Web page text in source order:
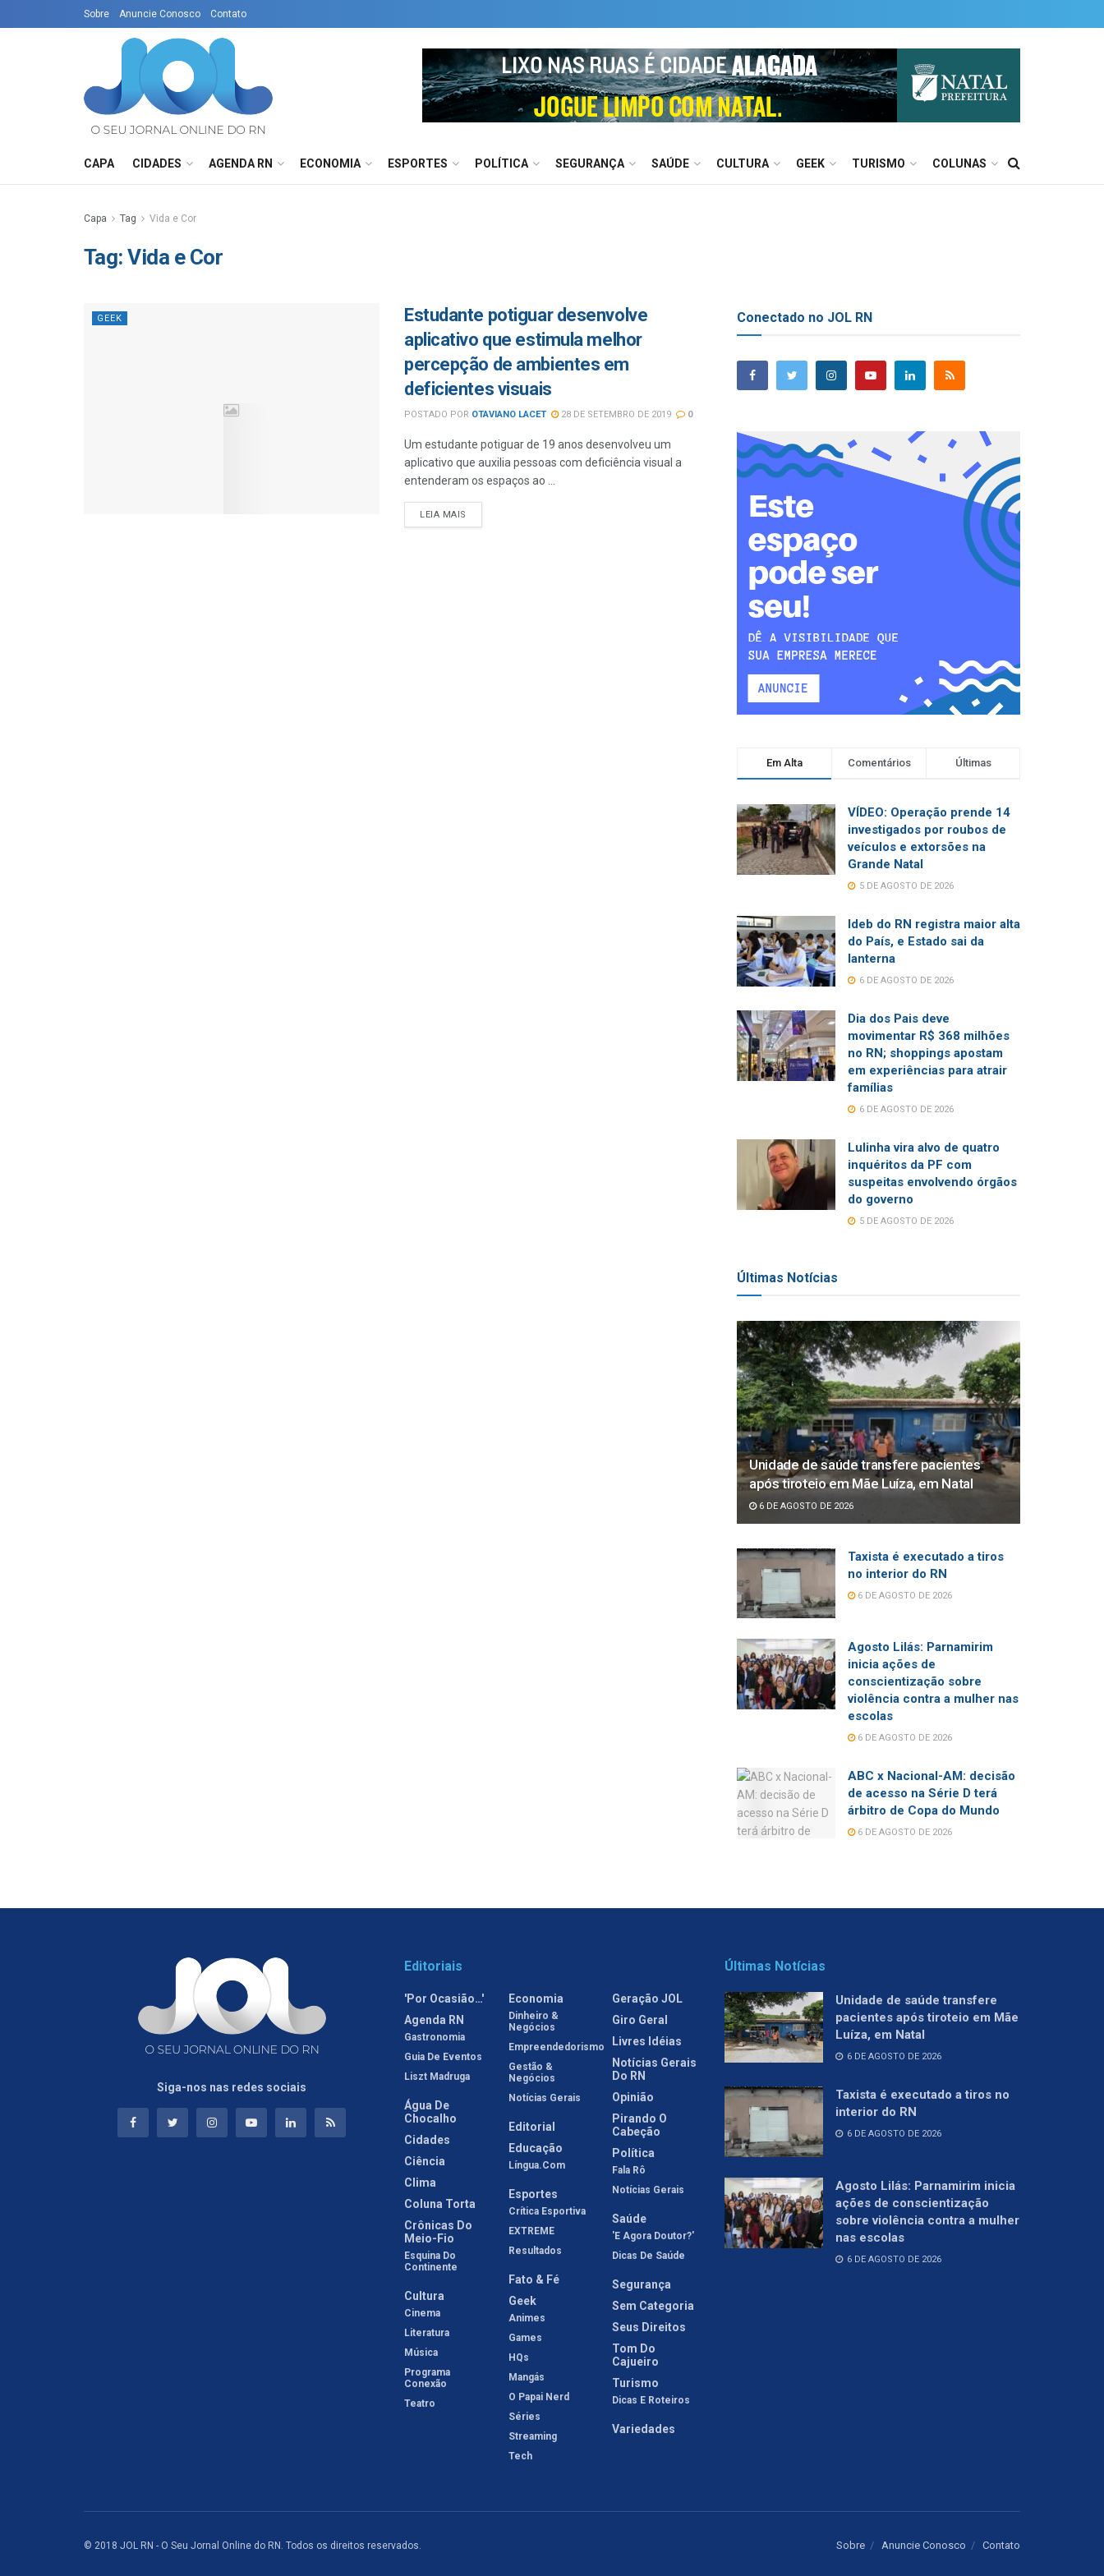
Sobre Anuncie Conosco Contato
CAPA CIDADES AGENDA RN ECONOMIA ESPORTES POLÍTICA SEGURANÇA SAÚDE CULTURA GEEK TURISMO COLUNAS
Capa Tag Vida e Cor
Tag:Vida e Cor
GEEK
Estudante potiguar desenvolve
aplicativo que estimula melhor
percepção de ambientes em
deficientes visuais
POSTADO POR OTAVIANO LACET 28 DE SETEMBRO DE 2019 0
Um estudante potiguar de 19 anos desenvolveu um
aplicativo que auxilia pessoas com deficiência visual a
entenderam os espaços ao ...
LEIA MAIS
Conectado no JOL RN
Em Alta Comentários Últimas
VÍDEO: Operação prende 14
investigados por roubos de
veículos e extorsões na
Grande Natal
5 DE AGOSTO DE 2026
Ideb do RN registra maior alta
do País, e Estado sai da
lanterna
6 DE AGOSTO DE 2026
Dia dos Pais deve
movimentar R$ 368 milhões
no RN; shoppings apostam
em experiências para atrair
famílias
6 DE AGOSTO DE 2026
Lulinha vira alvo de quatro
inquéritos da PF com
suspeitas envolvendo órgãos
do governo
5 DE AGOSTO DE 2026
Últimas Notícias
Unidade de saúde transfere pacientes
após tiroteio em Mãe Luíza, em Natal
6 DE AGOSTO DE 2026
Taxista é executado a tiros
no interior do RN
6 DE AGOSTO DE 2026
Agosto Lilás: Parnamirim
inicia ações de
conscientização sobre
violência contra a mulher nas
escolas
6 DE AGOSTO DE 2026
ABC x Nacional-AM: decisão
de acesso na Série D terá
árbitro de Copa do Mundo
6 DE AGOSTO DE 2026
Siga-nos nas redes sociais
Editoriais
'Por Ocasião…'
Agenda RN
Gastronomia
Guia De Eventos
Liszt Madruga
Água De
Chocalho
Cidades
Ciência
Clima
Coluna Torta
Crônicas Do
Meio-Fio
Esquina Do
Continente
Cultura
Cinema
Literatura
Música
Programa
Conexão
Teatro
Economia
Dinheiro &
Negócios
Empreendedorismo
Gestão &
Negócios
Notícias Gerais
Editorial
Educação
Língua.com
Esportes
Crítica Esportiva
EXTREME
Resultados
Fato & Fé
Geek
Animes
Games
HQs
Mangás
O Papai Nerd
Séries
Streaming
Tech
Geração JOL
Giro Geral
Livres Idéias
Notícias Gerais
Do RN
Opinião
Pirando O
Cabeção
Política
Fala Rô
Notícias Gerais
Saúde
'E Agora Doutor?'
Dicas De Saúde
Segurança
Sem Categoria
Seus Direitos
Tom Do
Cajueiro
Turismo
Dicas E Roteiros
Variedades
Últimas Notícias
Unidade de saúde transfere
pacientes após tiroteio em Mãe
Luíza, em Natal
6 DE AGOSTO DE 2026
Taxista é executado a tiros no
interior do RN
6 DE AGOSTO DE 2026
Agosto Lilás: Parnamirim inicia
ações de conscientização
sobre violência contra a mulher
nas escolas
6 DE AGOSTO DE 2026
Sobre Anuncie Conosco Contato
© 2018 JOL RN - O Seu Jornal Online do RN. Todos os direitos reservados.